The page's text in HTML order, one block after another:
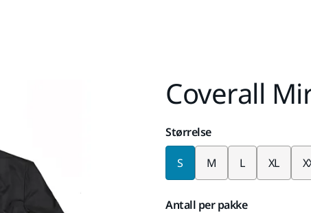
Coverall
Størrelse
S M L XL
Antall per pakke